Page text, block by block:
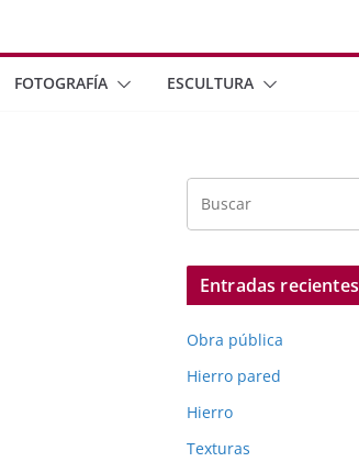
FOTOGRAFÍA ESCULTURA
Entradas recientes
Obra pública
Hierro pared
Hierro
Texturas